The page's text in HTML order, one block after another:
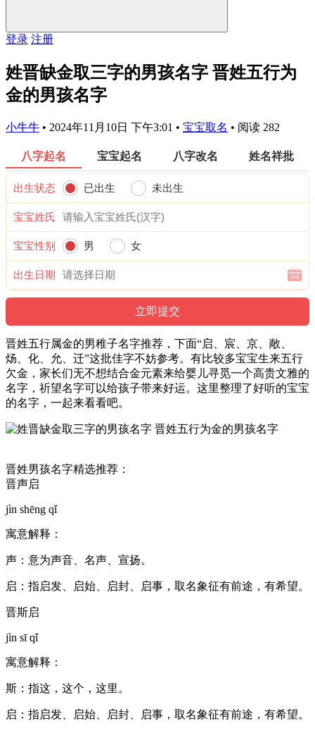
登录 注册
姓晋缺金取三字的男孩名字 晋姓五行为
金的男孩名字
小牛牛 • 2024年11月10日 下午3:01 • 宝宝取名 • 阅读 282
八字起名 宝宝起名 八字改名 姓名祥批
出生状态 已出生 未出生
宝宝姓氏
宝宝性别 男 女
出生日期
晋姓五行属金的男稚子名字推荐，下面“启、宸、京、敞、
炀、化、允、迁”这批佳字不妨参考。有比较多宝宝生来五行
欠金，家长们无不想结合金元素来给婴儿寻觅一个高贵文雅的
名字，祈望名字可以给孩子带来好运。这里整理了好听的宝宝
的名字，一起来看看吧。
晋姓男孩名字精选推荐：
晋声启
jìn shēng qǐ
寓意解释：
声：意为声音、名声、宣扬。
启：指启发、启始、启封、启事，取名象征有前途，有希望。
晋斯启
jìn sī qǐ
寓意解释：
斯：指这，这个，这里。
启：指启发、启始、启封、启事，取名象征有前途，有希望。